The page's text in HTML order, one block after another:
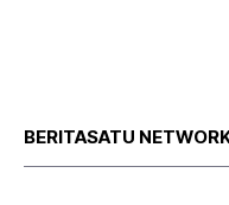
BERITASATU